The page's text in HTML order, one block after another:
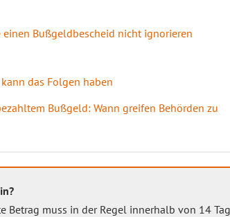
Bußgeldbescheid nicht ignorieren
das Folgen haben
Bußgeld: Wann greifen Behörden zu
Betrag muss in der Regel innerhalb von 14